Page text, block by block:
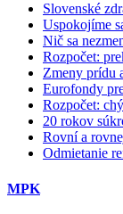
Slovenské
Uspokojíme
Nič sa
Rozpočet:
Zmeny prídu
Eurofondy
Rozpočet:
20 rokov
Rovní a
Odmietanie
MPK